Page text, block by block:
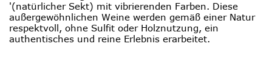
'(natürlicher Sekt) mit vibrierenden Farben. Diese
außergewöhnlichen Weine werden gemäß einer Natur
respektvoll, ohne Sulfit oder Holznutzung, ein
authentisches und reine Erlebnis erarbeitet.